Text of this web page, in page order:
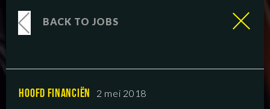
BACK TO JOBS
HOOFD FINANCIËN 2 mei 2018